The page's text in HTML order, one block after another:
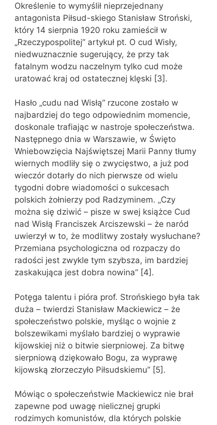
Określenie to wymyślił nieprzejednany
antagonista Piłsud-skiego Stanisław Stroński,
który 14 sierpnia 1920 roku zamieścił w
„Rzeczypospolitej” artykuł pt. O cud Wisły,
niedwuznacznie sugerujący, że przy tak
fatalnym wodzu naczelnym tylko cud może
uratować kraj od ostatecznej klęski [3].
Hasło „cudu nad Wisłą” rzucone zostało w
najbardziej do tego odpowiednim momencie,
doskonale trafiając w nastroje społeczeństwa.
Następnego dnia w Warszawie, w Święto
Wniebowzięcia Najświętszej Marii Panny tłumy
wiernych modliły się o zwycięstwo, a już pod
wieczór dotarły do nich pierwsze od wielu
tygodni dobre wiadomości o sukcesach
polskich żołnierzy pod Radzyminem. „Czy
można się dziwić – pisze w swej książce Cud
nad Wisłą Franciszek Arciszewski – że naród
uwierzył w to, że modlitwy zostały wysłuchane?
Przemiana psychologiczna od rozpaczy do
radości jest zwykle tym szybsza, im bardziej
zaskakująca jest dobra nowina” [4].
Potęga talentu i pióra prof. Strońskiego była tak
duża – twierdzi Stanisław Mackiewicz – że
społeczeństwo polskie, myśląc o wojnie z
bolszewikami myślało bardziej o wyprawie
kijowskiej niż o bitwie sierpniowej. Za bitwę
sierpniową dziękowało Bogu, za wyprawę
kijowską złorzeczyło Piłsudskiemu” [5].
Mówiąc o społeczeństwie Mackiewicz nie brał
zapewne pod uwagę nielicznej grupki
rodzimych komunistów, dla których polskie